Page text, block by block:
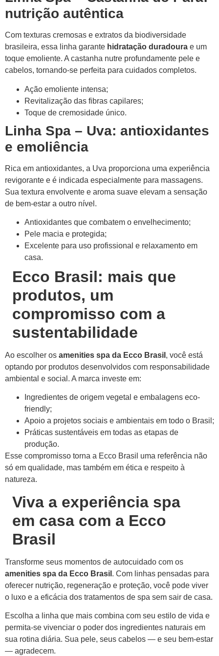
nutrição autêntica
Com texturas cremosas e extratos da biodiversidade
brasileira, essa linha garante hidratação duradoura e um
toque emoliente. A castanha nutre profundamente pele e
cabelos, tornando-se perfeita para cuidados completos.
Ação emoliente intensa;
Revitalização das fibras capilares;
Toque de cremosidade único.
Linha Spa – Uva: antioxidantes
e emoliência
Rica em antioxidantes, a Uva proporciona uma experiência
revigorante e é indicada especialmente para massagens.
Sua textura envolvente e aroma suave elevam a sensação
de bem-estar a outro nível.
Antioxidantes que combatem o envelhecimento;
Pele macia e protegida;
Excelente para uso profissional e relaxamento em
casa.
Ecco Brasil: mais que
produtos, um
compromisso com a
sustentabilidade
Ao escolher os amenities spa da Ecco Brasil , você está
optando por produtos desenvolvidos com responsabilidade
ambiental e social. A marca investe em:
Ingredientes de origem vegetal e embalagens eco-
friendly;
Apoio a projetos sociais e ambientais em todo o Brasil;
Práticas sustentáveis em todas as etapas de
produção.
Esse compromisso torna a Ecco Brasil uma referência não
só em qualidade, mas também em ética e respeito à
natureza.
Viva a experiência spa
em casa com a Ecco
Brasil
Transforme seus momentos de autocuidado com os
amenities spa da Ecco Brasil . Com linhas pensadas para
oferecer nutrição, regeneração e proteção, você pode viver
o luxo e a eficácia dos tratamentos de spa sem sair de casa.
Escolha a linha que mais combina com seu estilo de vida e
permita-se vivenciar o poder dos ingredientes naturais em
sua rotina diária. Sua pele, seus cabelos — e seu bem-estar
— agradecem.